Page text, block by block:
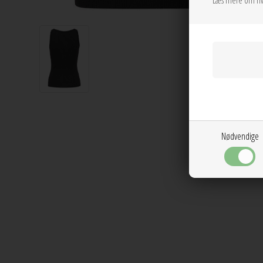
Nødvendige